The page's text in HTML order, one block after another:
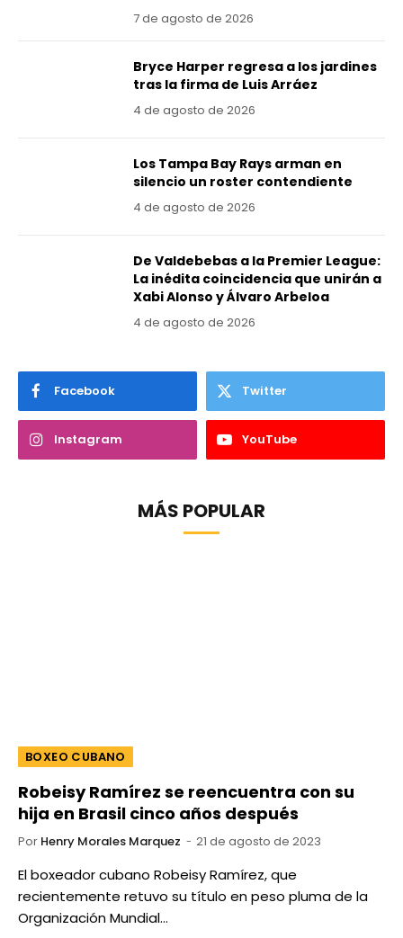
7 de agosto de 2026
Bryce Harper regresa a los jardines
tras la firma de Luis Arráez
4 de agosto de 2026
Los Tampa Bay Rays arman en
silencio un roster contendiente
4 de agosto de 2026
De Valdebebas a la Premier League:
La inédita coincidencia que unirán a
Xabi Alonso y Álvaro Arbeloa
4 de agosto de 2026
Facebook Twitter
Instagram YouTube
MÁS POPULAR
BOXEO CUBANO
Robeisy Ramírez se reencuentra con su
hija en Brasil cinco años después
Por Henry Morales Marquez 21 de agosto de 2023
El boxeador cubano Robeisy Ramírez, que
recientemente retuvo su título en peso pluma de la
Organización Mundial…